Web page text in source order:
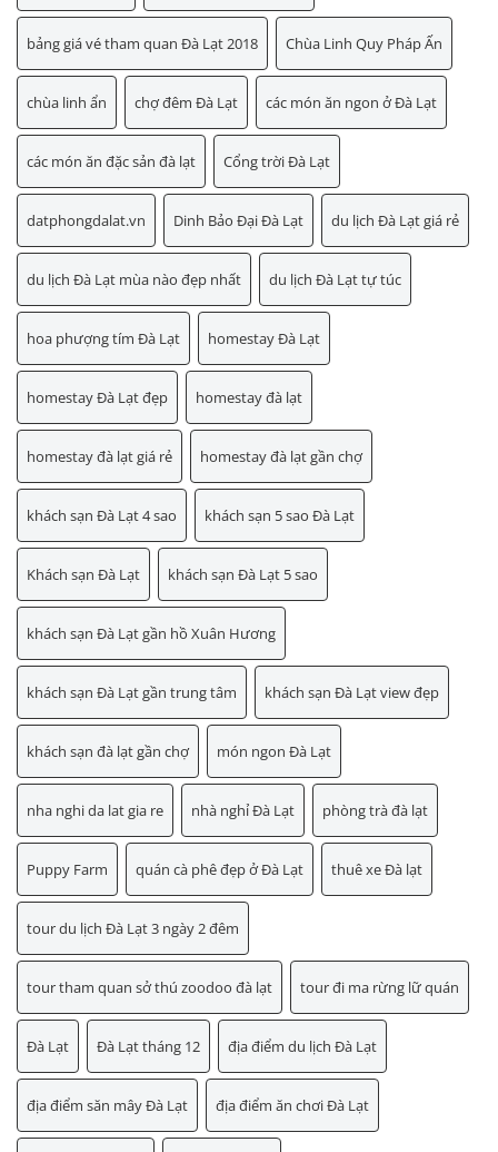
bảng giá vé tham quan Đà Lạt 2018 Chùa Linh Quy Pháp Ấn
chùa linh ẩn chợ đêm Đà Lạt các món ăn ngon ở Đà Lạt
các món ăn đặc sản đà lạt Cổng trời Đà Lạt
datphongdalat.vn Dinh Bảo Đại Đà Lạt du lịch Đà Lạt giá rẻ
du lịch Đà Lạt mùa nào đẹp nhất du lịch Đà Lạt tự túc
hoa phượng tím Đà Lạt homestay Đà Lạt
homestay Đà Lạt đẹp homestay đà lạt
homestay đà lạt giá rẻ homestay đà lạt gần chợ
khách sạn Đà Lạt 4 sao khách sạn 5 sao Đà Lạt
Khách sạn Đà Lạt khách sạn Đà Lạt 5 sao
khách sạn Đà Lạt gần hồ Xuân Hương
khách sạn Đà Lạt gần trung tâm khách sạn Đà Lạt view đẹp
khách sạn đà lạt gần chợ món ngon Đà Lạt
nha nghi da lat gia re nhà nghỉ Đà Lạt phòng trà đà lạt
Puppy Farm quán cà phê đẹp ở Đà Lạt thuê xe Đà lạt
tour du lịch Đà Lạt 3 ngày 2 đêm
tour tham quan sở thú zoodoo đà lạt tour đi ma rừng lữ quán
Đà Lạt Đà Lạt tháng 12 địa điểm du lịch Đà Lạt
địa điểm săn mây Đà Lạt địa điểm ăn chơi Đà Lạt